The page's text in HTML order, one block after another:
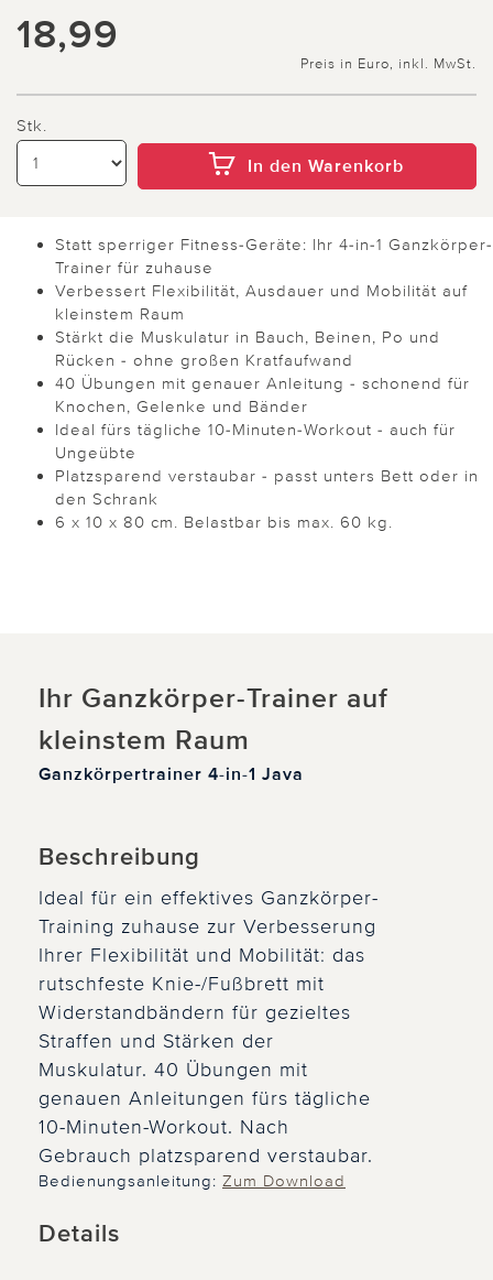
18,99
Preis in Euro, inkl. MwSt.
Stk.
In den Warenkorb
Statt sperriger Fitness-Geräte: Ihr 4-in-1 Ganzkörper-
Trainer für zuhause
Verbessert Flexibilität, Ausdauer und Mobilität auf
kleinstem Raum
Stärkt die Muskulatur in Bauch, Beinen, Po und
Rücken - ohne großen Kratfaufwand
40 Übungen mit genauer Anleitung - schonend für
Knochen, Gelenke und Bänder
Ideal fürs tägliche 10-Minuten-Workout - auch für
Ungeübte
Platzsparend verstaubar - passt unters Bett oder in
den Schrank
6 x 10 x 80 cm. Belastbar bis max. 60 kg.
Ihr Ganzkörper-Trainer auf
kleinstem Raum
Ganzkörpertrainer 4-in-1 Java
Beschreibung
Ideal für ein effektives Ganzkörper-
Training zuhause zur Verbesserung
Ihrer Flexibilität und Mobilität: das
rutschfeste Knie-/Fußbrett mit
Widerstandbändern für gezieltes
Straffen und Stärken der
Muskulatur. 40 Übungen mit
genauen Anleitungen fürs tägliche
10-Minuten-Workout. Nach
Gebrauch platzsparend verstaubar.
Bedienungsanleitung: Zum Download
Details